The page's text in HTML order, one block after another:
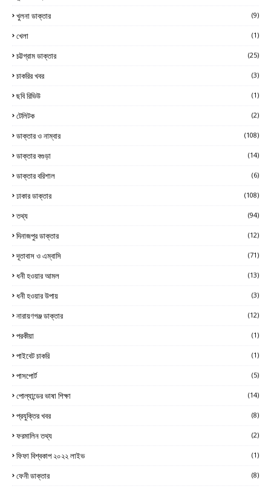
খুলনা ডাক্তার
(9)
খেলা (1)
চট্টগ্রাম ডাক্তার (25)
চাকরির খবর (3)
ছবি রিভিউ (1)
টেলিটক (2)
ডাক্তার ও নাম্বার (108)
ডাক্তার বগুড়া (14)
ডাক্তার বরিশাল (6)
ঢাকার ডাক্তার (108)
তথ্য (94)
দিনাজপুর ডাক্তার (12)
দূতাবাস ও এম্বাসি (71)
ধনী হওয়ার আমল (13)
ধনী হওয়ার উপায় (3)
নারায়ণগঞ্জ ডাক্তার (12)
পরকীয়া (1)
পাইবেট চাকরি (1)
পাসপোর্ট (5)
পোল্যান্ডের ভাষা শিক্ষা (14)
প্রযুক্তির খবর (8)
ফরমালিন তথ্য (2)
ফিফা বিশ্বকাপ ২০২২ লাইভ (1)
ফেনী ডাক্তার (8)